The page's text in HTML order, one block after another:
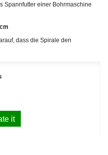
Spannfutter einer Bohrmaschine
dass die Spirale den
it